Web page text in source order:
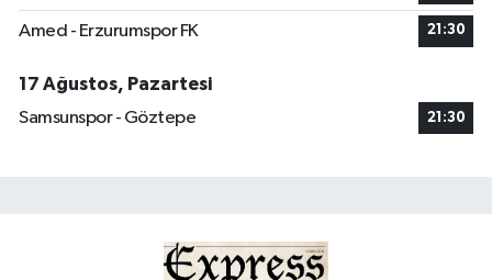
Amed - Erzurumspor FK 21:30
17 Ağustos, Pazartesi
Samsunspor - Göztepe
21:30